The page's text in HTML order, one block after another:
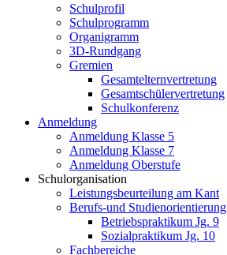
Schulprofil
Schulprogramm
Organigramm
3D-Rundgang
Gremien
Gesamtelternvertretung
Gesamtschülervertretung
Schulkonferenz
Anmeldung
Anmeldung Klasse 5
Anmeldung Klasse 7
Anmeldung Oberstufe
Schulorganisation
Leistungsbeurteilung am Kant
Berufs-und Studienorientierung
Betriebspraktikum Jg. 9
Sozialpraktikum Jg. 10
Fachbereiche